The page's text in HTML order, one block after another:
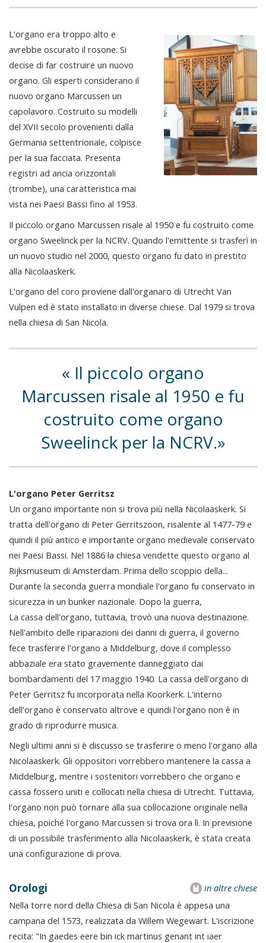
L'organo era troppo alto e
avrebbe oscurato il rosone. Si
decise di far costruire un nuovo
organo. Gli esperti considerano il
nuovo organo Marcussen un
capolavoro. Costruito su modelli
del XVII secolo provenienti dalla
Germania settentrionale, colpisce
per la sua facciata. Presenta
registri ad ancia orizzontali
(trombe), una caratteristica mai
vista nei Paesi Bassi fino al 1953.
Il piccolo organo Marcussen risale al 1950 e fu costruito come
organo Sweelinck per la NCRV. Quando l'emittente si trasferì in
un nuovo studio nel 2000, questo organo fu dato in prestito
alla Nicolaaskerk.
L'organo del coro proviene dall'organaro di Utrecht Van
Vulpen ed è stato installato in diverse chiese. Dal 1979 si trova
nella chiesa di San Nicola.
Il piccolo organo
Marcussen risale al 1950 e fu
costruito come organo
Sweelinck per la NCRV.
L'organo Peter Gerritsz
Un organo importante non si trova più nella Nicolaaskerk. Si
tratta dell'organo di Peter Gerritszoon, risalente al 1477-79 e
quindi il più antico e importante organo medievale conservato
nei Paesi Bassi. Nel 1886 la chiesa vendette questo organo al
Rijksmuseum di Amsterdam. Prima dello scoppio della...
Durante la seconda guerra mondiale l'organo fu conservato in
sicurezza in un bunker nazionale. Dopo la guerra,
La cassa dell'organo, tuttavia, trovò una nuova destinazione.
Nell'ambito delle riparazioni dei danni di guerra, il governo
fece trasferire l'organo a Middelburg, dove il complesso
abbaziale era stato gravemente danneggiato dai
bombardamenti del 17 maggio 1940. La cassa dell'organo di
Peter Gerritsz fu incorporata nella Koorkerk. L'interno
dell'organo è conservato altrove e quindi l'organo non è in
grado di riprodurre musica.
Negli ultimi anni si è discusso se trasferire o meno l'organo alla
Nicolaaskerk. Gli oppositori vorrebbero mantenere la cassa a
Middelburg, mentre i sostenitori vorrebbero che organo e
cassa fossero uniti e collocati nella chiesa di Utrecht. Tuttavia,
l'organo non può tornare alla sua collocazione originale nella
chiesa, poiché l'organo Marcussen si trova ora lì. In previsione
di un possibile trasferimento alla Nicolaaskerk, è stata creata
una configurazione di prova.
in altre chiese
Orologi
Nella torre nord della Chiesa di San Nicola è appesa una
campana del 1573, realizzata da Willem Wegewart. L'iscrizione
recita: "In gaedes eere bin ick martinus genant int iaer